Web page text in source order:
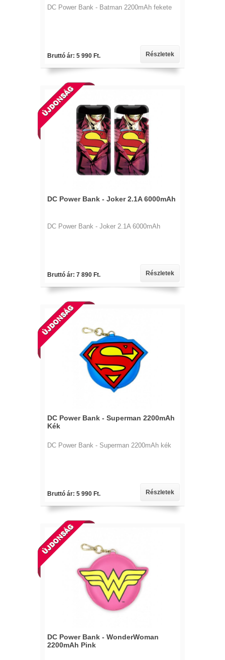
DC Power Bank - Batman 2200mAh fekete
Bruttó ár: 5 990 Ft. Részletek
DC Power Bank - Joker 2.1A 6000mAh
DC Power Bank - Joker 2.1A 6000mAh
Bruttó ár: 7 890 Ft. Részletek
DC Power Bank - Superman 2200mAh
Kék
DC Power Bank - Superman 2200mAh kék
Bruttó ár: 5 990 Ft. Részletek
DC Power Bank - WonderWoman
2200mAh Pink